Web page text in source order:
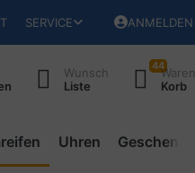
SERVICE ANMELDEN
Wunsch
Liste
44Waren
Korb
Uhren Geschenke